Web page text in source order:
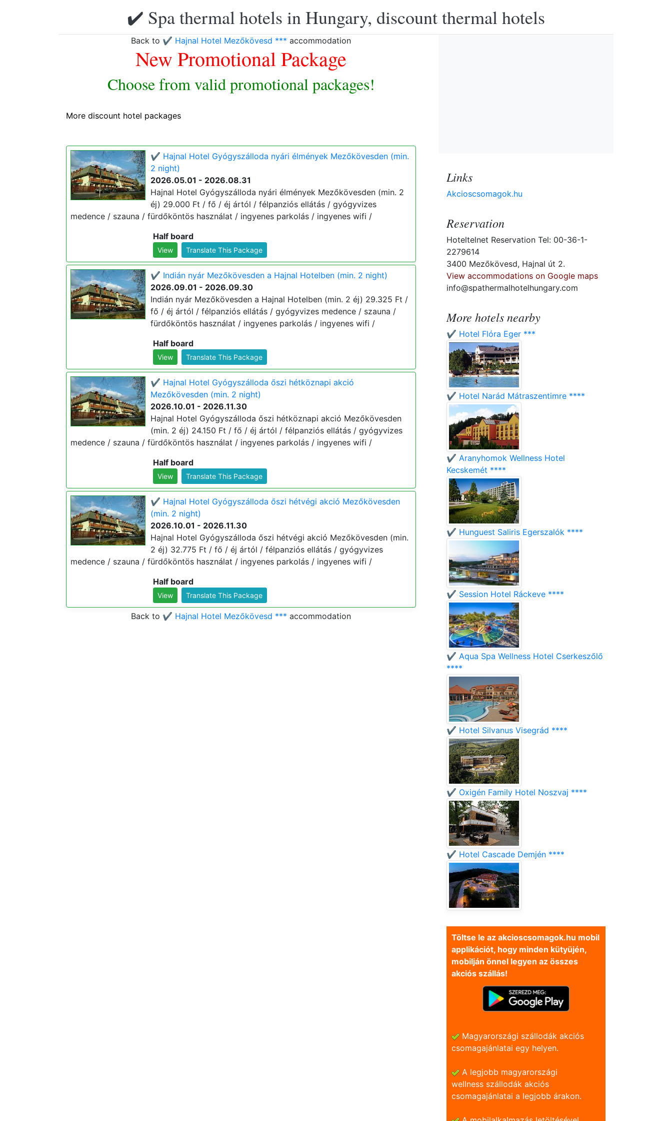
✔️ Spa thermal hotels in Hungary, discount thermal hotels
Back to ✔️ Hajnal Hotel Mezőkövesd *** accommodation
New Promotional Package
Choose from valid promotional packages!
More discount hotel packages
✔️ Hajnal Hotel Gyógyszálloda nyári élmények Mezőkövesden (min.
2 night)
2026.05.01 - 2026.08.31
Hajnal Hotel Gyógyszálloda nyári élmények Mezőkövesden (min. 2
éj) 29.000 Ft / fő / éj ártól / félpanziós ellátás / gyógyvizes
medence / szauna / fürdőköntös használat / ingyenes parkolás / ingyenes wifi /
Half board
View Translate This Package
✔️ Indián nyár Mezőkövesden a Hajnal Hotelben (min. 2 night)
2026.09.01 - 2026.09.30
Indián nyár Mezőkövesden a Hajnal Hotelben (min. 2 éj) 29.325 Ft /
fő / éj ártól / félpanziós ellátás / gyógyvizes medence / szauna /
fürdőköntös használat / ingyenes parkolás / ingyenes wifi /
Half board
View Translate This Package
✔️ Hajnal Hotel Gyógyszálloda őszi hétköznapi akció
Mezőkövesden (min. 2 night)
2026.10.01 - 2026.11.30
Hajnal Hotel Gyógyszálloda őszi hétköznapi akció Mezőkövesden
(min. 2 éj) 24.150 Ft / fő / éj ártól / félpanziós ellátás / gyógyvizes
medence / szauna / fürdőköntös használat / ingyenes parkolás / ingyenes wifi /
Half board
View Translate This Package
✔️ Hajnal Hotel Gyógyszálloda őszi hétvégi akció Mezőkövesden
(min. 2 night)
2026.10.01 - 2026.11.30
Hajnal Hotel Gyógyszálloda őszi hétvégi akció Mezőkövesden (min.
2 éj) 32.775 Ft / fő / éj ártól / félpanziós ellátás / gyógyvizes
medence / szauna / fürdőköntös használat / ingyenes parkolás / ingyenes wifi /
Half board
View Translate This Package
Back to ✔️ Hajnal Hotel Mezőkövesd *** accommodation
Links
Akcioscsomagok.hu
Reservation
Hoteltelnet Reservation Tel: 00-36-1-
2279614
3400 Mezőkövesd, Hajnal út 2.
View accommodations on Google maps
info@spathermalhotelhungary.com
More hotels nearby
✔️ Hotel Flóra Eger ***
✔️ Hotel Narád Mátraszentimre ****
✔️ Aranyhomok Wellness Hotel
Kecskemét ****
✔️ Hunguest Saliris Egerszalók ****
✔️ Session Hotel Ráckeve ****
✔️ Aqua Spa Wellness Hotel Cserkeszőlő
****
✔️ Hotel Silvanus Visegrád ****
✔️ Oxigén Family Hotel Noszvaj ****
✔️ Hotel Cascade Demjén ****
Töltse le az akcioscsomagok.hu mobil
applikációt, hogy minden kütyüjén,
mobilján önnel legyen az összes
akciós szállás!
Magyarországi szállodák akciós
csomagajánlatai egy helyen.
A legjobb magyarországi
wellness szállodák akciós
csomagajánlatai a legjobb árakon.